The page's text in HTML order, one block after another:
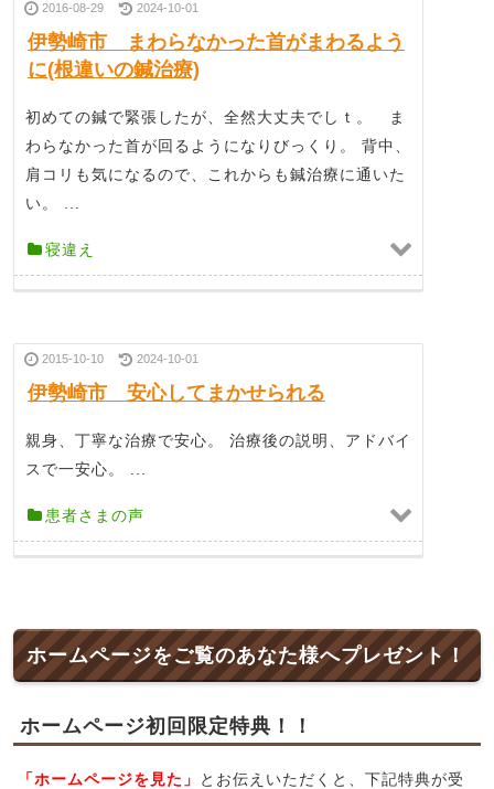
2016-08-29 2024-10-01
伊勢崎市 まわらなかった首がまわるよう
に(根違いの鍼治療)
初めての鍼で緊張したが、全然大丈夫でしｔ。 ま
わらなかった首が回るようになりびっくり。 背中、
肩コリも気になるので、これからも鍼治療に通いた
い。 ...
寝違え
2015-10-10 2024-10-01
伊勢崎市 安心してまかせられる
親身、丁寧な治療で安心。 治療後の説明、アドバイ
スで一安心。 ...
患者さまの声
ホームページをご覧のあなた様へプレゼント！
ホームページ初回限定特典！！
「ホームページを見た」
とお伝えいただくと、下記特典が受